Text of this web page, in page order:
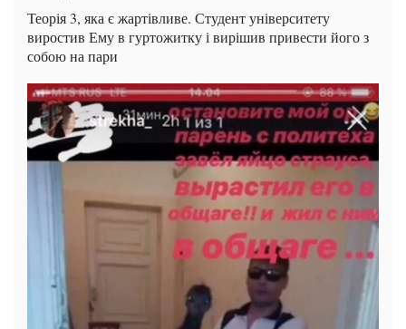
Теорія 3, яка є жартівливе. Студент університету
виростив Ему в гуртожитку і вирішив привести його з
собою на пари